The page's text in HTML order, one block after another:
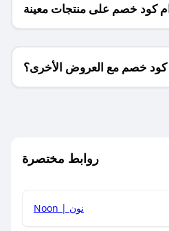
كود خصم على منتجات معينة
فقط؟
خصم مع العروض الأخرى؟
روابط مختصرة
Noon | نون